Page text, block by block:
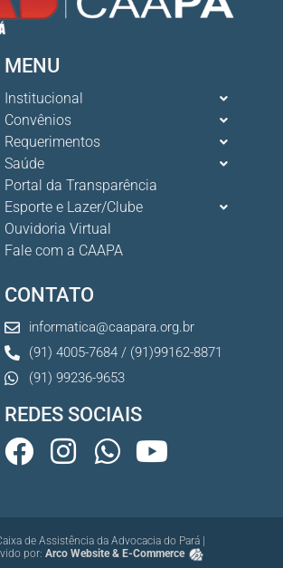
MENU
Institucional
Convênios
Requerimentos
Saúde
Portal da Transparência
Esporte e Lazer/Clube
Ouvidoria Virtual
Fale com a CAAPA
CONTATO
informatica@caapara.org.br
(91) 4005-7684 / (91)99162-8871
(91) 99236-9653
REDES SOCIAIS
de Assistência da Advocacia do Pará |
por: Arco Website & E-Commerce